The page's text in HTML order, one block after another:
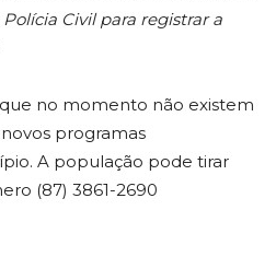
Civil para registrar a
no momento não existem
programas
A população pode tirar
(87) 3861-2690